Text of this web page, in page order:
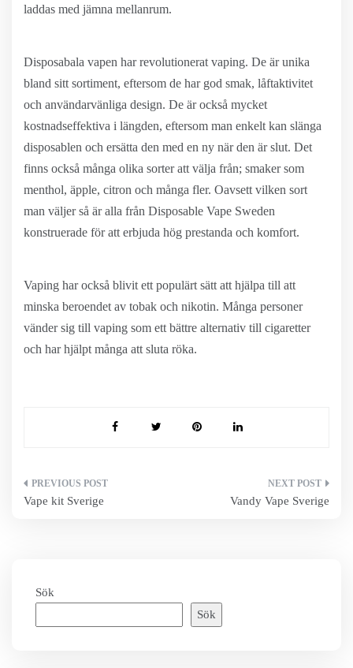
laddas med jämna mellanrum.
Disposabala vapen har revolutionerat vaping. De är unika
bland sitt sortiment, eftersom de har god smak, låftaktivitet
och användarvänliga design. De är också mycket
kostnadseffektiva i längden, eftersom man enkelt kan slänga
disposablen och ersätta den med en ny när den är slut. Det
finns också många olika sorter att välja från; smaker som
menthol, äpple, citron och många fler. Oavsett vilken sort
man väljer så är alla från Disposable Vape Sweden
konstruerade för att erbjuda hög prestanda och komfort.
Vaping har också blivit ett populärt sätt att hjälpa till att
minska beroendet av tobak och nikotin. Många personer
vänder sig till vaping som ett bättre alternativ till cigaretter
och har hjälpt många att sluta röka.
Inläggsnavigering
Vape kit Sverige Vandy Vape Sverige
Sök
Sök